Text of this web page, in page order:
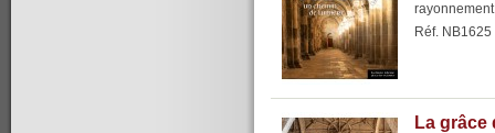
Réf. NB1625
La grâce